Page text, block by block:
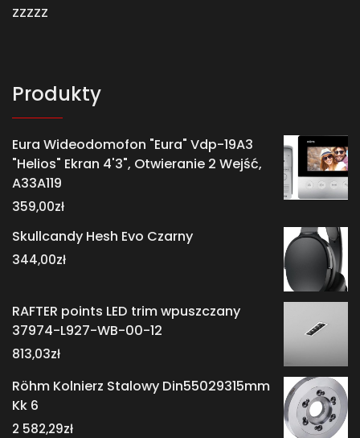
zzzzz
Produkty
Eura Wideodomofon "Eura" Vdp-19A3
"Helios" Ekran 4'3", Otwieranie 2 Wejść,
A33A119
359,00zł
Skullcandy Hesh Evo Czarny
344,00zł
RAFTER points LED trim wpuszczany
37974-L927-WB-00-12
813,03zł
Röhm Kolnierz Stalowy Din55029315mm
Kk 6
2 582,29zł